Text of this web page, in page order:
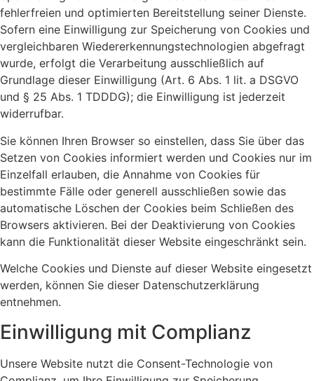
fehlerfreien und optimierten Bereitstellung seiner Dienste.
Sofern eine Einwilligung zur Speicherung von Cookies und
vergleichbaren Wiedererkennungstechnologien abgefragt
wurde, erfolgt die Verarbeitung ausschließlich auf
Grundlage dieser Einwilligung (Art. 6 Abs. 1 lit. a DSGVO
und § 25 Abs. 1 TDDDG); die Einwilligung ist jederzeit
widerrufbar.
Sie können Ihren Browser so einstellen, dass Sie über das
Setzen von Cookies informiert werden und Cookies nur im
Einzelfall erlauben, die Annahme von Cookies für
bestimmte Fälle oder generell ausschließen sowie das
automatische Löschen der Cookies beim Schließen des
Browsers aktivieren. Bei der Deaktivierung von Cookies
kann die Funktionalität dieser Website eingeschränkt sein.
Welche Cookies und Dienste auf dieser Website eingesetzt
werden, können Sie dieser Datenschutzerklärung
entnehmen.
Einwilligung mit Complianz
Unsere Website nutzt die Consent-Technologie von